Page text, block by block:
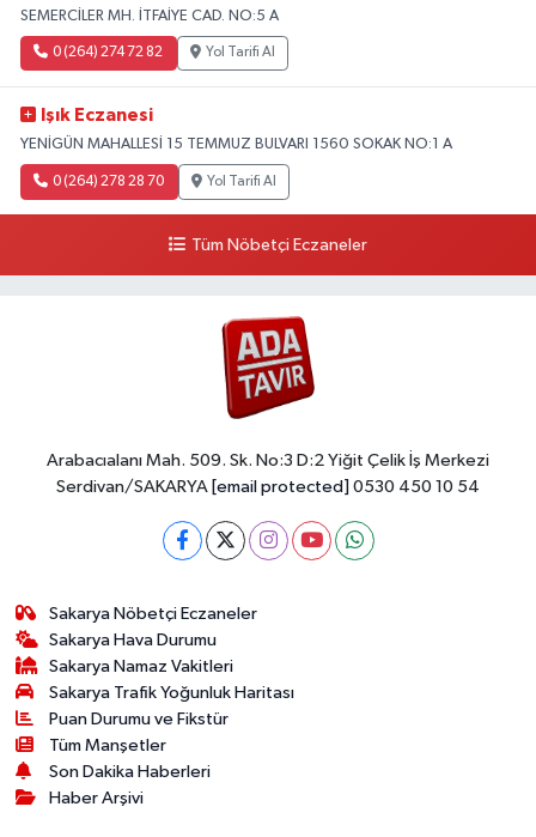
SEMERCİLER MH. İTFAİYE CAD. NO:5 A
0 (264) 274 72 82 Yol Tarifi Al
Işık Eczanesi
YENİGÜN MAHALLESİ 15 TEMMUZ BULVARI 1560 SOKAK NO:1 A
0 (264) 278 28 70 Yol Tarifi Al
Tüm Nöbetçi Eczaneler
Arabacıalanı Mah. 509. Sk. No:3 D:2 Yiğit Çelik İş Merkezi
Serdivan/SAKARYA [email protected] 0530 450 10 54
Sakarya Nöbetçi Eczaneler
Sakarya Hava Durumu
Sakarya Namaz Vakitleri
Sakarya Trafik Yoğunluk Haritası
Puan Durumu ve Fikstür
Tüm Manşetler
Son Dakika Haberleri
Haber Arşivi